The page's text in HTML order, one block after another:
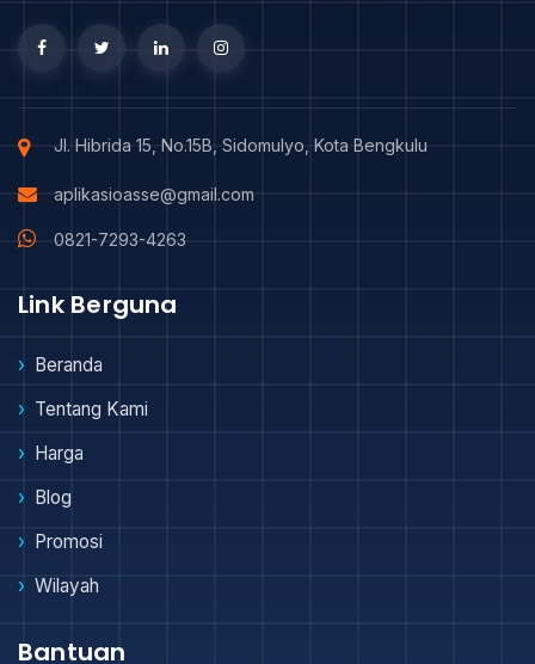
Jl. Hibrida 15, No.15B, Sidomulyo, Kota Bengkulu
aplikasioasse@gmail.com
0821-7293-4263
Link Berguna
Beranda
Tentang Kami
Harga
Blog
Promosi
Wilayah
Bantuan